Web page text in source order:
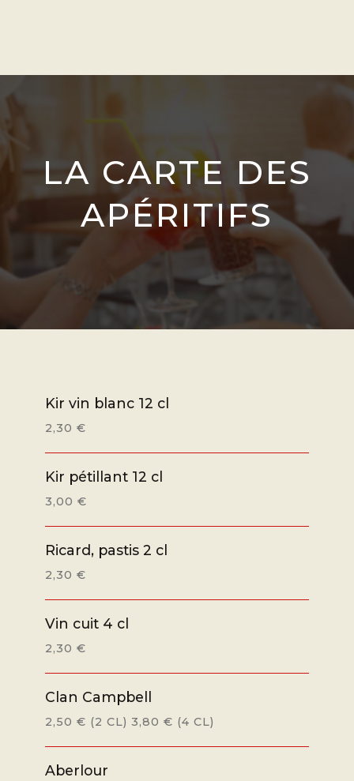
LA CARTE DES
APÉRITIFS
Kir vin blanc 12 cl
2,30 €
Kir pétillant 12 cl
3,00 €
Ricard, pastis 2 cl
2,30 €
Vin cuit 4 cl
2,30 €
Clan Campbell
2,50 € (2 CL) 3,80 € (4 CL)
Aberlour